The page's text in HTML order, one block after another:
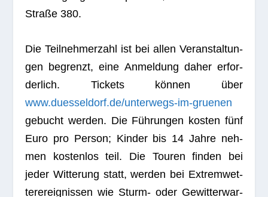
Straße 380.
Die Teil­neh­mer­zahl ist bei allen Ver­an­stal­tun­
gen begrenzt, eine Anmel­dung daher erfor­
der­lich. Tickets kön­nen über
www.duesseldorf.de/unterwegs-im-gruenen
gebucht wer­den. Die Füh­run­gen kos­ten fünf
Euro pro Per­son; Kin­der bis 14 Jahre neh­
men kos­ten­los teil. Die Tou­ren fin­den bei
jeder Wit­te­rung statt, wer­den bei Extrem­wet­
ter­er­eig­nis­sen wie Sturm- oder Gewit­ter­war­